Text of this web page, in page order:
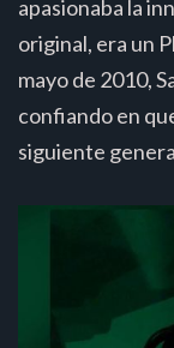
apasionaba la
original, era un
mayo de 2010,
confiando en
siguiente